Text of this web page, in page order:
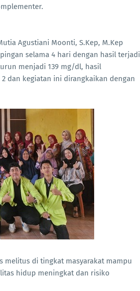
Agustiani Moonti, S.Kep, M.Kep
selama 4 hari dengan hasil terjadi
menjadi 139 mg/dl, hasil
dan kegiatan ini dirangkaikan dengan
melitus di tingkat masyarakat mampu
hidup meningkat dan risiko